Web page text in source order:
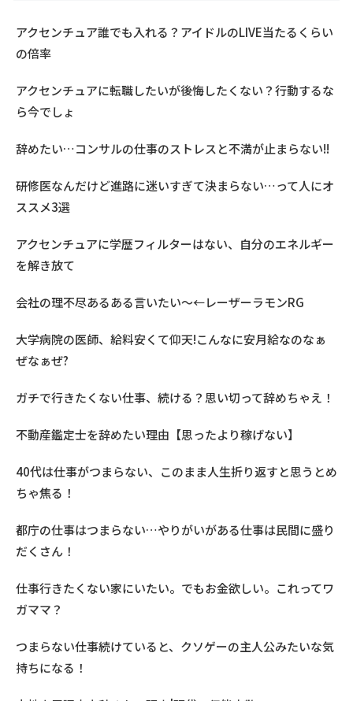
アクセンチュア誰でも入れる？アイドルのLIVE当たるくらい
の倍率
アクセンチュアに転職したいが後悔したくない？行動するな
ら今でしょ
辞めたい…コンサルの仕事のストレスと不満が止まらない!!
研修医なんだけど進路に迷いすぎて決まらない…って人にオ
ススメ3選
アクセンチュアに学歴フィルターはない、自分のエネルギー
を解き放て
会社の理不尽あるある言いたい～←レーザーラモンRG
大学病院の医師、給料安くて仰天!こんなに安月給なのなぁ
ぜなぁぜ?
ガチで行きたくない仕事、続ける？思い切って辞めちゃえ！
不動産鑑定士を辞めたい理由【思ったより稼げない】
40代は仕事がつまらない、このまま人生折り返すと思うとめ
ちゃ焦る！
都庁の仕事はつまらない…やりがいがある仕事は民間に盛り
だくさん！
仕事行きたくない家にいたい。でもお金欲しい。これってワ
ガママ？
つまらない仕事続けていると、クソゲーの主人公みたいな気
持ちになる！